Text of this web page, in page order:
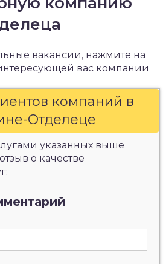
вакансии, нажмите на
вас компании
компаний в
Отделеце
указанных выше
о качестве